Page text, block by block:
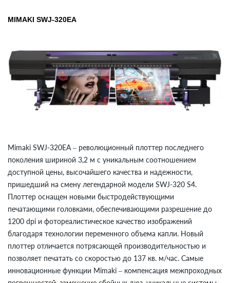
MIMAKI SWJ-320EA
Mimaki SWJ-320EA – революционный плоттер последнего
поколения шириной 3,2 м с уникальным соотношением
доступной цены, высочайшего качества и надежности,
пришедший на смену легендарной модели SWJ-320 S4.
Плоттер оснащен новыми быстродействующими
печатающими головками, обеспечивающими разрешение до
1200 dpi и фотореалистическое качество изображений
благодаря технологии переменного объема капли. Новый
плоттер отличается потрясающей производительностью и
позволяет печатать со скоростью до 137 кв. м/час. Самые
инновационные функции Mimaki – компенсация межпроходных